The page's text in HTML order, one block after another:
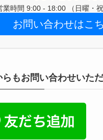
業時間 9:00 - 18:00 （日曜・祝
お問い合わせはこ
らもお問い合わせいた